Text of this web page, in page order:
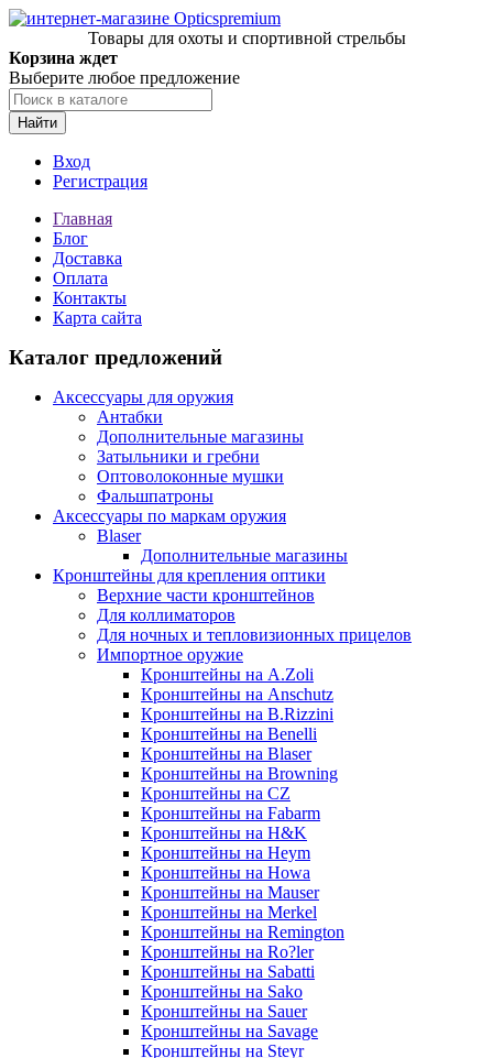
Товары для охоты и спортивной стрельбы
Корзина ждет
Выберите любое предложение
Найти
Вход
Регистрация
Главная
Блог
Доставка
Оплата
Контакты
Карта сайта
Каталог предложений
Аксессуары для оружия
Антабки
Дополнительные магазины
Затыльники и гребни
Оптоволоконные мушки
Фальшпатроны
Аксессуары по маркам оружия
Blaser
Дополнительные магазины
Кронштейны для крепления оптики
Верхние части кронштейнов
Для коллиматоров
Для ночных и тепловизионных прицелов
Импортное оружие
Кронштейны на A.Zoli
Кронштейны на Anschutz
Кронштейны на B.Rizzini
Кронштейны на Benelli
Кронштейны на Blaser
Кронштейны на Browning
Кронштейны на CZ
Кронштейны на Fabarm
Кронштейны на H&K
Кронштейны на Heym
Кронштейны на Howa
Кронштейны на Mauser
Кронштейны на Merkel
Кронштейны на Remington
Кронштейны на Ro?ler
Кронштейны на Sabatti
Кронштейны на Sako
Кронштейны на Sauer
Кронштейны на Savage
Кронштейны на Steyr